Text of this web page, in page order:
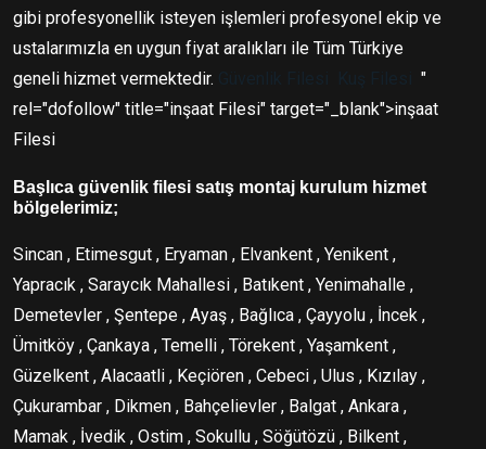
gibi profesyonellik isteyen işlemleri profesyonel ekip ve
ustalarımızla en uygun fiyat aralıkları ile Tüm Türkiye
geneli hizmet vermektedir.
"
rel="dofollow" title="inşaat Filesi" target="_blank">inşaat
Filesi
Başlıca güvenlik filesi satış montaj kurulum hizmet
bölgelerimiz;
Sincan , Etimesgut , Eryaman , Elvankent , Yenikent ,
Yapracık , Saraycık Mahallesi , Batıkent , Yenimahalle ,
Demetevler , Şentepe , Ayaş , Bağlıca , Çayyolu , İncek ,
Ümitköy , Çankaya , Temelli , Törekent , Yaşamkent ,
Güzelkent , Alacaatli , Keçiören , Cebeci , Ulus , Kızılay ,
Çukurambar , Dikmen , Bahçelievler , Balgat , Ankara ,
Mamak , İvedik , Ostim , Sokullu , Söğütözü , Bilkent ,